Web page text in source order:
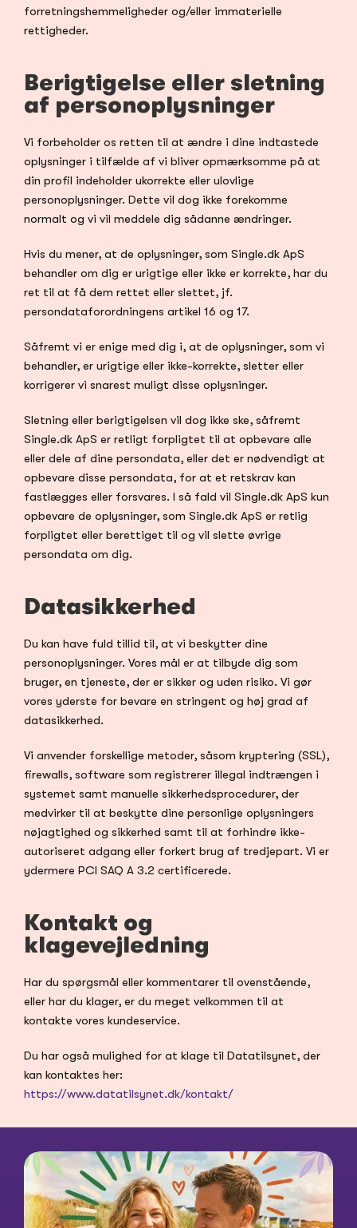
forretningshemmeligheder og/eller immaterielle
rettigheder.
Berigtigelse eller sletning
af personoplysninger
Vi forbeholder os retten til at ændre i dine indtastede
oplysninger i tilfælde af vi bliver opmærksomme på at
din profil indeholder ukorrekte eller ulovlige
personoplysninger. Dette vil dog ikke forekomme
normalt og vi vil meddele dig sådanne ændringer.
Hvis du mener, at de oplysninger, som Single.dk ApS
behandler om dig er urigtige eller ikke er korrekte, har du
ret til at få dem rettet eller slettet, jf.
persondataforordningens artikel 16 og 17.
Såfremt vi er enige med dig i, at de oplysninger, som vi
behandler, er urigtige eller ikke-korrekte, sletter eller
korrigerer vi snarest muligt disse oplysninger.
Sletning eller berigtigelsen vil dog ikke ske, såfremt
Single.dk ApS er retligt forpligtet til at opbevare alle
eller dele af dine persondata, eller det er nødvendigt at
opbevare disse persondata, for at et retskrav kan
fastlægges eller forsvares. I så fald vil Single.dk ApS kun
opbevare de oplysninger, som Single.dk ApS er retlig
forpligtet eller berettiget til og vil slette øvrige
persondata om dig.
Datasikkerhed
Du kan have fuld tillid til, at vi beskytter dine
personoplysninger. Vores mål er at tilbyde dig som
bruger, en tjeneste, der er sikker og uden risiko. Vi gør
vores yderste for bevare en stringent og høj grad af
datasikkerhed.
Vi anvender forskellige metoder, såsom kryptering (SSL),
firewalls, software som registrerer illegal indtrængen i
systemet samt manuelle sikkerhedsprocedurer, der
medvirker til at beskytte dine personlige oplysningers
nøjagtighed og sikkerhed samt til at forhindre ikke-
autoriseret adgang eller forkert brug af tredjepart. Vi er
ydermere PCI SAQ A 3.2 certificerede.
Kontakt og
klagevejledning
Har du spørgsmål eller kommentarer til ovenstående,
eller har du klager, er du meget velkommen til at
kontakte vores kundeservice.
Du har også mulighed for at klage til Datatilsynet, der
https://www.datatilsynet.dk/kontakt/